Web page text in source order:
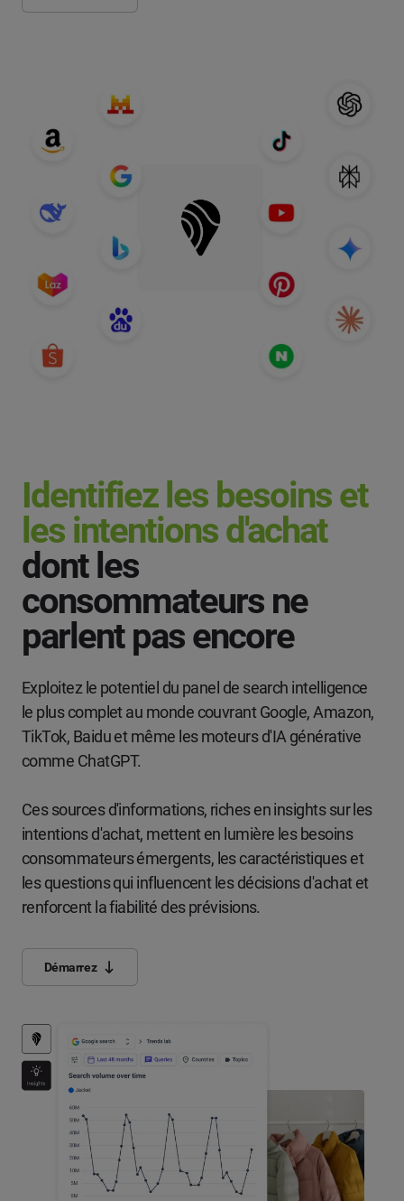
Identifiez les besoins et
les intentions d'achat
dont les
consommateurs ne
parlent pas encore
Exploitez le potentiel du panel de search intelligence
le plus complet au monde couvrant Google, Amazon,
TikTok, Baidu et même les moteurs d'IA générative
comme ChatGPT.
Ces sources d'informations, riches en insights sur les
intentions d'achat, mettent en lumière les besoins
consommateurs émergents, les caractéristiques et
les questions qui influencent les décisions d'achat et
renforcent la fiabilité des prévisions.
Démarrez